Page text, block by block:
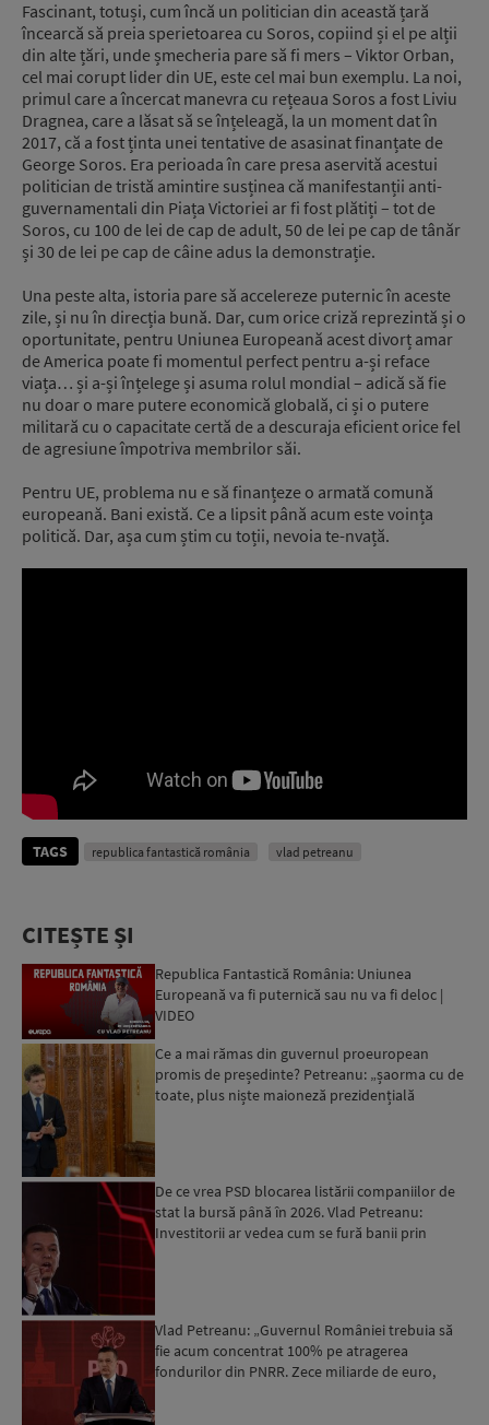
Fascinant, totuși, cum încă un politician din această țară
încearcă să preia sperietoarea cu Soros, copiind și el pe alții
din alte țări, unde șmecheria pare să fi mers – Viktor Orban,
cel mai corupt lider din UE, este cel mai bun exemplu. La noi,
primul care a încercat manevra cu rețeaua Soros a fost Liviu
Dragnea, care a lăsat să se înțeleagă, la un moment dat în
2017, că a fost ținta unei tentative de asasinat finanțate de
George Soros. Era perioada în care presa aservită acestui
politician de tristă amintire susținea că manifestanții anti-
guvernamentali din Piața Victoriei ar fi fost plătiți – tot de
Soros, cu 100 de lei de cap de adult, 50 de lei pe cap de tânăr
și 30 de lei pe cap de câine adus la demonstrație.
Una peste alta, istoria pare să accelereze puternic în aceste
zile, și nu în direcția bună. Dar, cum orice criză reprezintă și o
oportunitate, pentru Uniunea Europeană acest divorț amar
de America poate fi momentul perfect pentru a-și reface
viața… și a-și înțelege și asuma rolul mondial – adică să fie
nu doar o mare putere economică globală, ci și o putere
militară cu o capacitate certă de a descuraja eficient orice fel
de agresiune împotriva membrilor săi.
Pentru UE, problema nu e să finanțeze o armată comună
europeană. Bani există. Ce a lipsit până acum este voința
politică. Dar, așa cum știm cu toții, nevoia te-nvață.
TAGS republica fantastică românia vlad petreanu
CITEȘTE ȘI
Republica Fantastică România: Uniunea
Europeană va fi puternică sau nu va fi deloc |
VIDEO
Ce a mai rămas din guvernul proeuropean
promis de președinte? Petreanu: „șaorma cu de
toate, plus niște maioneză prezidențială
De ce vrea PSD blocarea listării companiilor de
stat la bursă până în 2026. Vlad Petreanu:
Investitorii ar vedea cum se fură banii prin
Vlad Petreanu: „Guvernul României trebuia să
fie acum concentrat 100% pe atragerea
fondurilor din PNRR. Zece miliarde de euro,